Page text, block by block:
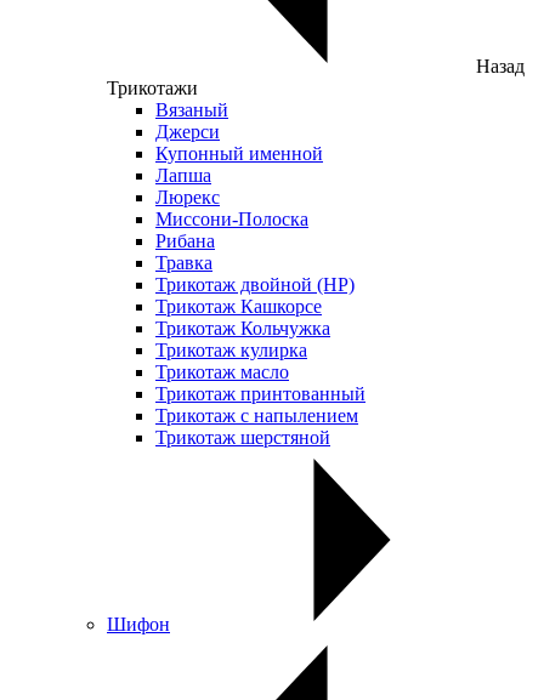
Назад
Трикотажи
Вязаный
Джерси
Купонный именной
Лапша
Люрекс
Миссони-Полоска
Рибана
Травка
Трикотаж двойной (НР)
Трикотаж Кашкорсе
Трикотаж Кольчужка
Трикотаж кулирка
Трикотаж масло
Трикотаж принтованный
Трикотаж с напылением
Трикотаж шерстяной
Шифон